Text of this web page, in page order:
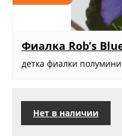
Фиалка Rob’s
детка фиалки
Нет в наличии